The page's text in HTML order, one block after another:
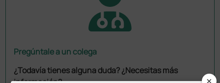
Pregúntale a un colega
¿Todavía tienes alguna duda? ¿Necesitas más